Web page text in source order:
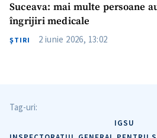
Suceava: mai multe persoane
îngrijiri medicale
ŞTIRI 2 iunie 2026, 13:02
Tag-uri:
IGSU